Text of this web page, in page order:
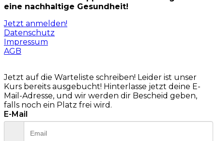
eine nachhaltige Gesundheit!
Jetzt anmelden!
Datenschutz
Impressum
AGB
Jetzt auf die Warteliste schreiben! Leider ist unser
Kurs bereits ausgebucht! Hinterlasse jetzt deine E-
Mail-Adresse, und wir werden dir Bescheid geben,
falls noch ein Platz frei wird.
E-Mail